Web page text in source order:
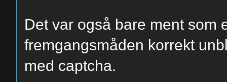
Chrome.app
input =
Det var også bare ment som
fremgangsmåden korrekt
med captcha.